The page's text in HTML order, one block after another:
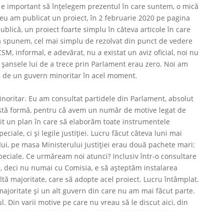
important să înţelegem prezentul în care suntem, o mică
am publicat un proiect, în 2 februarie 2020 pe pagina
un proiect foarte simplu în câteva articole în care
cel mai simplu de rezolvat din punct de vedere
informal, e adevărat, nu a existat un aviz oficial, noi nu
lui de a trece prin Parlament erau zero. Noi am
un guvern minoritar în acel moment.
Eu am consultat partidele din Parlament, absolut
formă, pentru că avem un număr de motive legat de
un plan în care să elaborăm toate instrumentele
ci şi legile justiţiei. Lucru făcut câteva luni mai
pe masa Ministerului Justiţiei erau două pachete mari:
Ce urmăream noi atunci? Inclusiv într-o consultare
nu numai cu Comisia, e să aşteptăm instalarea
majoritate, care să adopte acel proiect. Lucru întâmplat.
şi un alt guvern din care nu am mai făcut parte.
Din varii motive pe care nu vreau să le discut aici, din